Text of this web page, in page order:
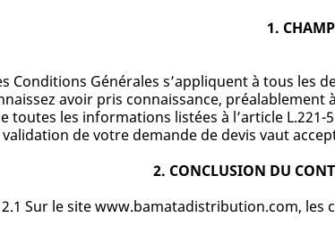
1.
Conditions Générales s’appliquent à tous
avoir pris connaissance,
toutes les informations listées à l’article
validation de votre demande de devis vaut
2. CONCLUSION DU
2.1 Sur le site www.bamatadistribution.com, les